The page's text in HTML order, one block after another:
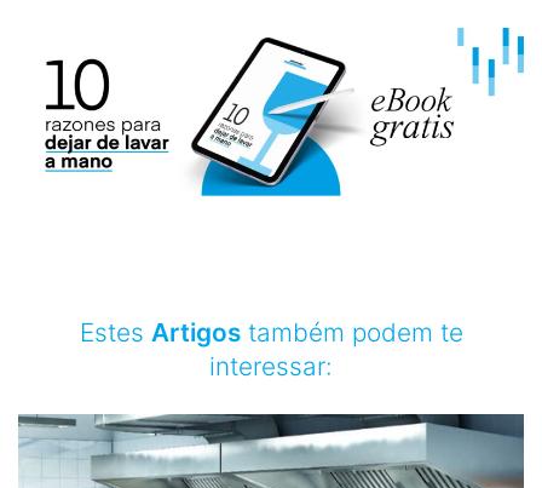
Estes Artigostambém podem te
interessar: